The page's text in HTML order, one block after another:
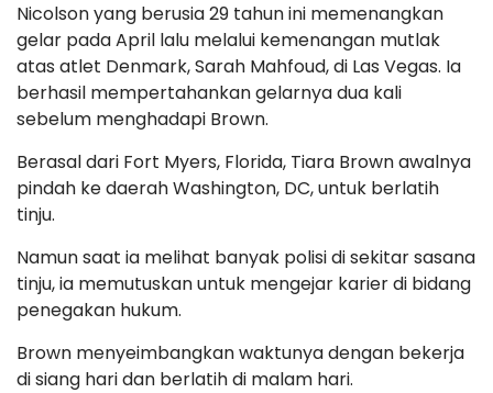
Nicolson yang berusia 29 tahun ini memenangkan
gelar pada April lalu melalui kemenangan mutlak
atas atlet Denmark, Sarah Mahfoud, di Las Vegas. Ia
berhasil mempertahankan gelarnya dua kali
sebelum menghadapi Brown.
Berasal dari Fort Myers, Florida, Tiara Brown awalnya
pindah ke daerah Washington, DC, untuk berlatih
tinju.
Namun saat ia melihat banyak polisi di sekitar sasana
tinju, ia memutuskan untuk mengejar karier di bidang
penegakan hukum.
Brown menyeimbangkan waktunya dengan bekerja
di siang hari dan berlatih di malam hari.